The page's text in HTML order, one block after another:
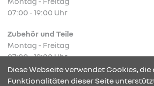
07:00 - 19:00 Uhr
Zubehör und Teile
Montag - Freitag
07:00 - 19:00 Uhr
Diese Webseite verwendet Cookies, die
Funktionalitäten dieser Seite